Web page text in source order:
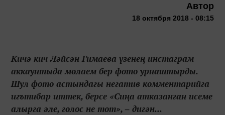
Автор
18 октября 2018 - 08:15
Кичә кич Ләйсән Гимаева үзенең инстаграм
аккаунтыда мөлаем бер фото урнаштырды.
Шул фото астындагы негатив комментарийга
игътибар иттек, берсе «Сиңа атказанган исеме
алырга әле, голос не тот», ‒ дигән...